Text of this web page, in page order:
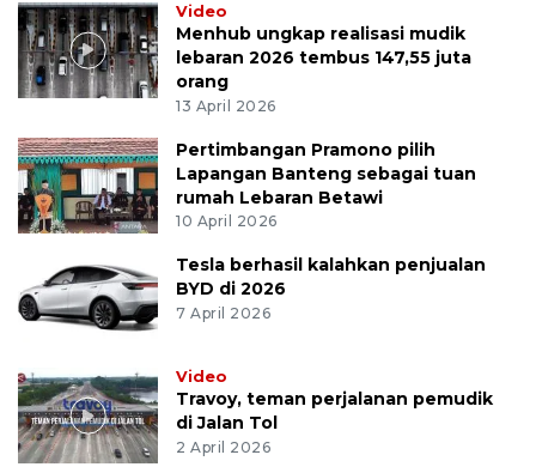
Video
Menhub ungkap realisasi mudik
lebaran 2026 tembus 147,55 juta
orang
13 April 2026
Pertimbangan Pramono pilih
Lapangan Banteng sebagai tuan
rumah Lebaran Betawi
10 April 2026
Tesla berhasil kalahkan penjualan
BYD di 2026
7 April 2026
Video
Travoy, teman perjalanan pemudik
di Jalan Tol
2 April 2026